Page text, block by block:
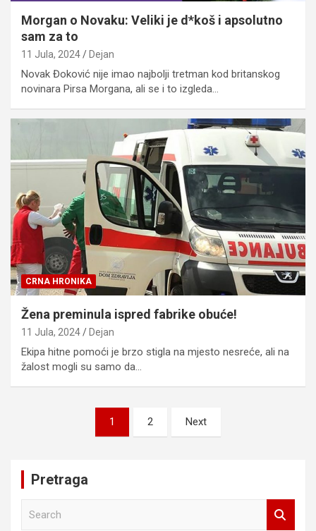
Morgan o Novaku: Veliki je d*koš i apsolutno
sam za to
11 Jula, 2024 Dejan
Novak Đoković nije imao najbolji tretman kod britanskog
novinara Pirsa Morgana, ali se i to izgleda…
CRNA HRONIKA
Žena preminula ispred fabrike obuće!
11 Jula, 2024 Dejan
Ekipa hitne pomoći je brzo stigla na mjesto nesreće, ali na
žalost mogli su samo da…
1 2 Next
Pretraga